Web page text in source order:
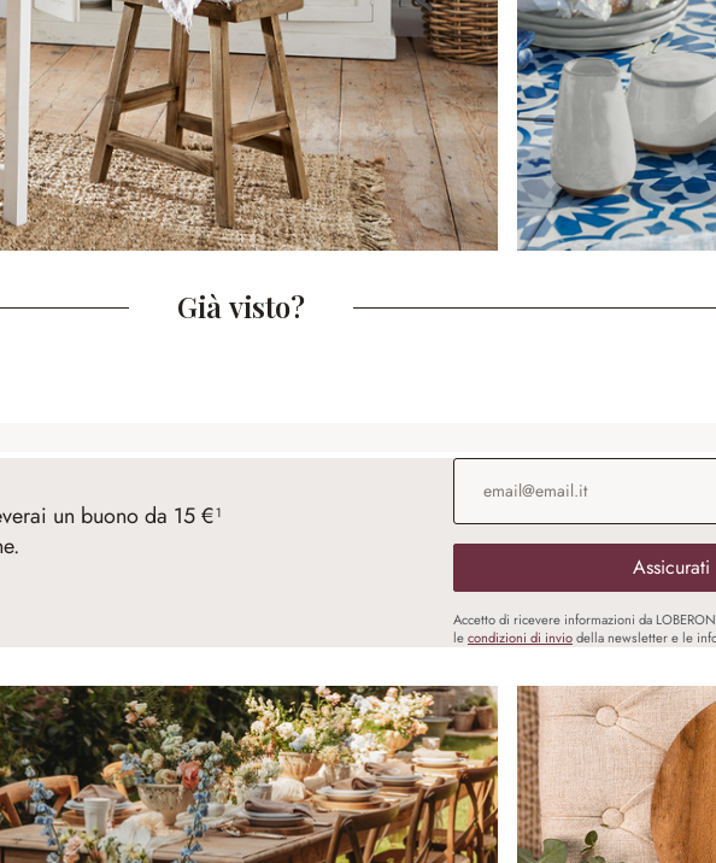
Già visto?
un buono da 15 €¹
Indirizzo e-mail
Accetto di ricevere informazioni da
lecondizioni di inviodella newsletter e le